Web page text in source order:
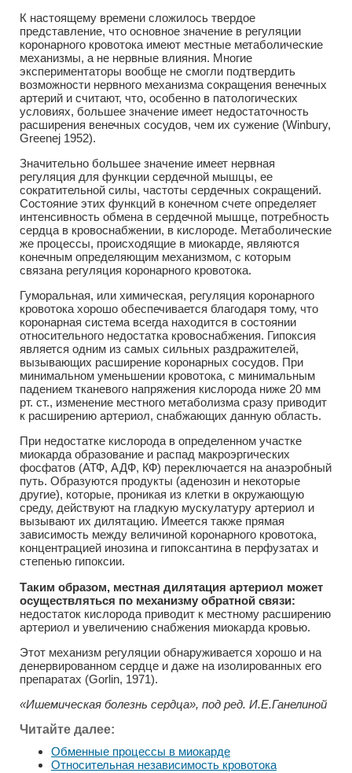
К настоящему времени сложилось твердое
представление, что основное значение в регуляции
коронарного кровотока имеют местные метаболические
механизмы, а не нервные влияния. Многие
экспериментаторы вообще не смогли подтвердить
возможности нервного механизма сокращения венечных
артерий и считают, что, особенно в патологических
условиях, большее значение имеет недостаточность
расширения венечных сосудов, чем их сужение (Winbury,
Greenej 1952).
Значительно большее значение имеет нервная
регуляция для функции сердечной мышцы, ее
сократительной силы, частоты сердечных сокращений.
Состояние этих функций в конечном счете определяет
интенсивность обмена в сердечной мышце, потребность
сердца в кровоснабжении, в кислороде. Метаболические
же процессы, происходящие в миокарде, являются
конечным определяющим механизмом, с которым
связана регуляция коронарного кровотока.
Гуморальная, или химическая, регуляция коронарного
кровотока хорошо обеспечивается благодаря тому, что
коронарная система всегда находится в состоянии
относительного недостатка кровоснабжения. Гипоксия
является одним из самых сильных раздражителей,
вызывающих расширение коронарных сосудов. При
минимальном уменьшении кровотока, с минимальным
падением тканевого напряжения кислорода ниже 20 мм
рт. ст., изменение местного метаболизма сразу приводит
к расширению артериол, снабжающих данную область.
При недостатке кислорода в определенном участке
миокарда образование и распад макроэргических
фосфатов (АТФ, АДФ, КФ) переключается на анаэробный
путь. Образуются продукты (аденозин и некоторые
другие), которые, проникая из клетки в окружающую
среду, действуют на гладкую мускулатуру артериол и
вызывают их дилятацию. Имеется также прямая
зависимость между величиной коронарного кровотока,
концентрацией инозина и гипоксантина в перфузатах и
степенью гипоксии.
Таким образом, местная дилятация артериол может
осуществляться по механизму обратной связи:
недостаток кислорода приводит к местному расширению
артериол и увеличению снабжения миокарда кровью.
Этот механизм регуляции обнаруживается хорошо и на
денервированном сердце и даже на изолированных его
препаратах (Gorlin, 1971).
«Ишемическая болезнь сердца», под ред. И.Е.Ганелиной
Читайте далее:
Обменные процессы в миокарде
Относительная независимость кровотока